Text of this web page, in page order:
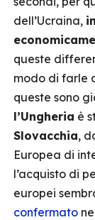
dell’Ucraina,
queste
modo di farle
queste sono
l’Ungheria è
Slovacchia,
Europea di
l’acquisto di
europei
confermato